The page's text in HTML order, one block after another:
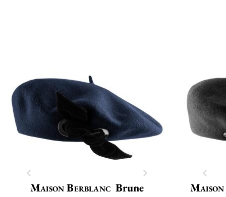
Maison Berblanc Brune